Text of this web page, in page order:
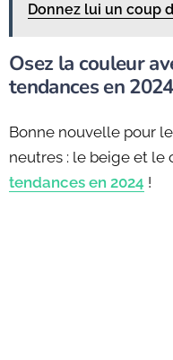
Donnez lui un coup
Osez la couleur
tendances en 2024
Bonne nouvelle pour
neutres : le beige et le
tendances en 2024 !